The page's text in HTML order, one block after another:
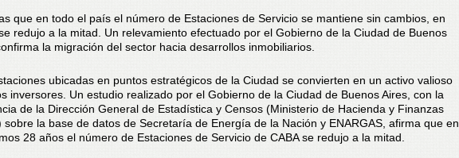
que en todo el país el número de Estaciones de Servicio se mantiene sin cambios, en
redujo a la mitad. Un relevamiento efectuado por el Gobierno de la Ciudad de Buenos
la migración del sector hacia desarrollos inmobiliarios.
ubicadas en puntos estratégicos de la Ciudad se convierten en un activo valioso
inversores. Un estudio realizado por el Gobierno de la Ciudad de Buenos Aires, con la
de la Dirección General de Estadística y Censos (Ministerio de Hacienda y Finanzas
sobre la base de datos de Secretaría de Energía de la Nación y ENARGAS, afirma que en
28 años el número de Estaciones de Servicio de CABA se redujo a la mitad.